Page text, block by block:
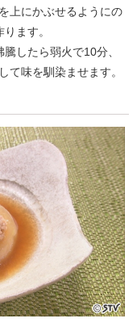
上にかぶせるようにの
ます。
したら弱火で10分、
て味を馴染ませます。